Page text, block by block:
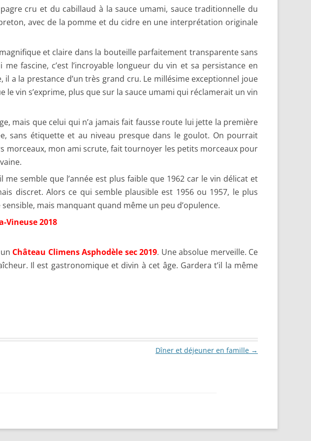
cru et du cabillaud à la sauce umami, sauce traditionnelle du
avec de la pomme et du cidre en une interprétation originale
et claire dans la bouteille parfaitement transparente sans
fascine, c’est l’incroyable longueur du vin et sa persistance en
a la prestance d’un très grand cru. Le millésime exceptionnel joue
vin s’exprime, plus que sur la sauce umami qui réclamerait un vin
mais que celui qui n’a jamais fait fausse route lui jette la première
sans étiquette et au niveau presque dans le goulot. On pourrait
morceaux, mon ami scrute, fait tournoyer les petits morceaux pour
semble que l’année est plus faible que 1962 car le vin délicat et
discret. Alors ce qui semble plausible est 1956 ou 1957, le plus
sensible, mais manquant quand même un peu d’opulence.
Vineuse 2018
Château Climens Asphodèle sec 2019. Une absolue merveille. Ce
Il est gastronomique et divin à cet âge. Gardera t’il la même
Dîner et déjeuner en famille →